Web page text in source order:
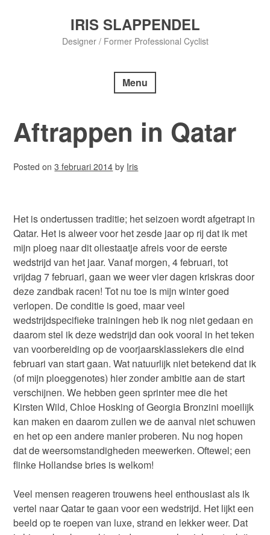
IRIS SLAPPENDEL
Designer / Former Professional Cyclist
Menu
Aftrappen in Qatar
Posted on3 februari 2014 by Iris
Het is ondertussen traditie; het seizoen wordt afgetrapt in
Qatar. Het is alweer voor het zesde jaar op rij dat ik met
mijn ploeg naar dit oliestaatje afreis voor de eerste
wedstrijd van het jaar. Vanaf morgen, 4 februari, tot
vrijdag 7 februari, gaan we weer vier dagen kriskras door
deze zandbak racen! Tot nu toe is mijn winter goed
verlopen. De conditie is goed, maar veel
wedstrijdspecifieke trainingen heb ik nog niet gedaan en
daarom stel ik deze wedstrijd dan ook vooral in het teken
van voorbereiding op de voorjaarsklassiekers die eind
februari van start gaan. Wat natuurlijk niet betekend dat ik
(of mijn ploeggenotes) hier zonder ambitie aan de start
verschijnen. We hebben geen sprinter mee die het
Kirsten Wild, Chloe Hosking of Georgia Bronzini moeilijk
kan maken en daarom zullen we de aanval niet schuwen
en het op een andere manier proberen. Nu nog hopen
dat de weersomstandigheden meewerken. Oftewel; een
flinke Hollandse bries is welkom!
Veel mensen reageren trouwens heel enthousiast als ik
vertel naar Qatar te gaan voor een wedstrijd. Het lijkt een
beeld op te roepen van luxe, strand en lekker weer. Dat